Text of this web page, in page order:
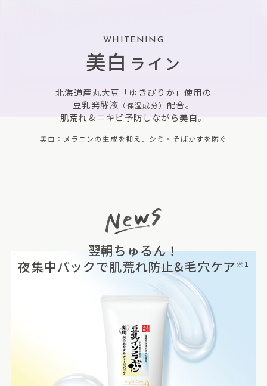
WHITENING
美白 ライン
北海道産丸大豆「ゆきぴりか」使用の
豆乳発酵液 （保湿成分） 配合。
肌荒れ＆ニキビ予防しながら美白。
美白：メラニンの生成を抑え、シミ・そばかすを防ぐ
翌朝ちゅるん！
夜集中パックで肌荒れ防止&毛穴ケア※1